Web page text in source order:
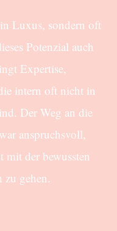
Luxus, sondern oft
Potenzial auch
Expertise,
intern oft nicht in
Der Weg an die
anspruchsvoll,
mit der bewussten
zu gehen.